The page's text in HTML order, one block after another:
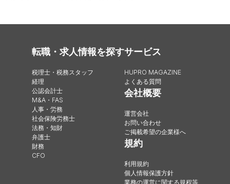
転職・求人情報を探す
税理士・税務スタッフ
経理
公認会計士
M&A・FAS
人事・労務
社会保険労務士
法務・知財
弁護士
財務
CFO
サービス
HUPRO MAGAZINE
よくある質問
会社概要
運営会社
お問い合わせ
ご掲載希望の企業様へ
規約
利用規約
個人情報保護方針
業務の運営に関する規程等